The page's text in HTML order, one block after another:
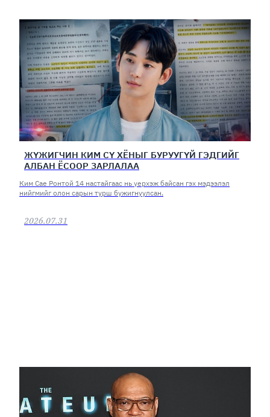
ЖҮЖИГЧИН КИМ СҮ ХЁНЫГ БУРУУГҮЙ ГЭДГИЙГ
АЛБАН ЁСООР ЗАРЛАЛАА
Ким Сае Ронтой 14 настайгаас нь үерхэж байсан гэх мэдээлэл
нийгмийг олон сарын турш бужигнуулсан.
2026.07.31